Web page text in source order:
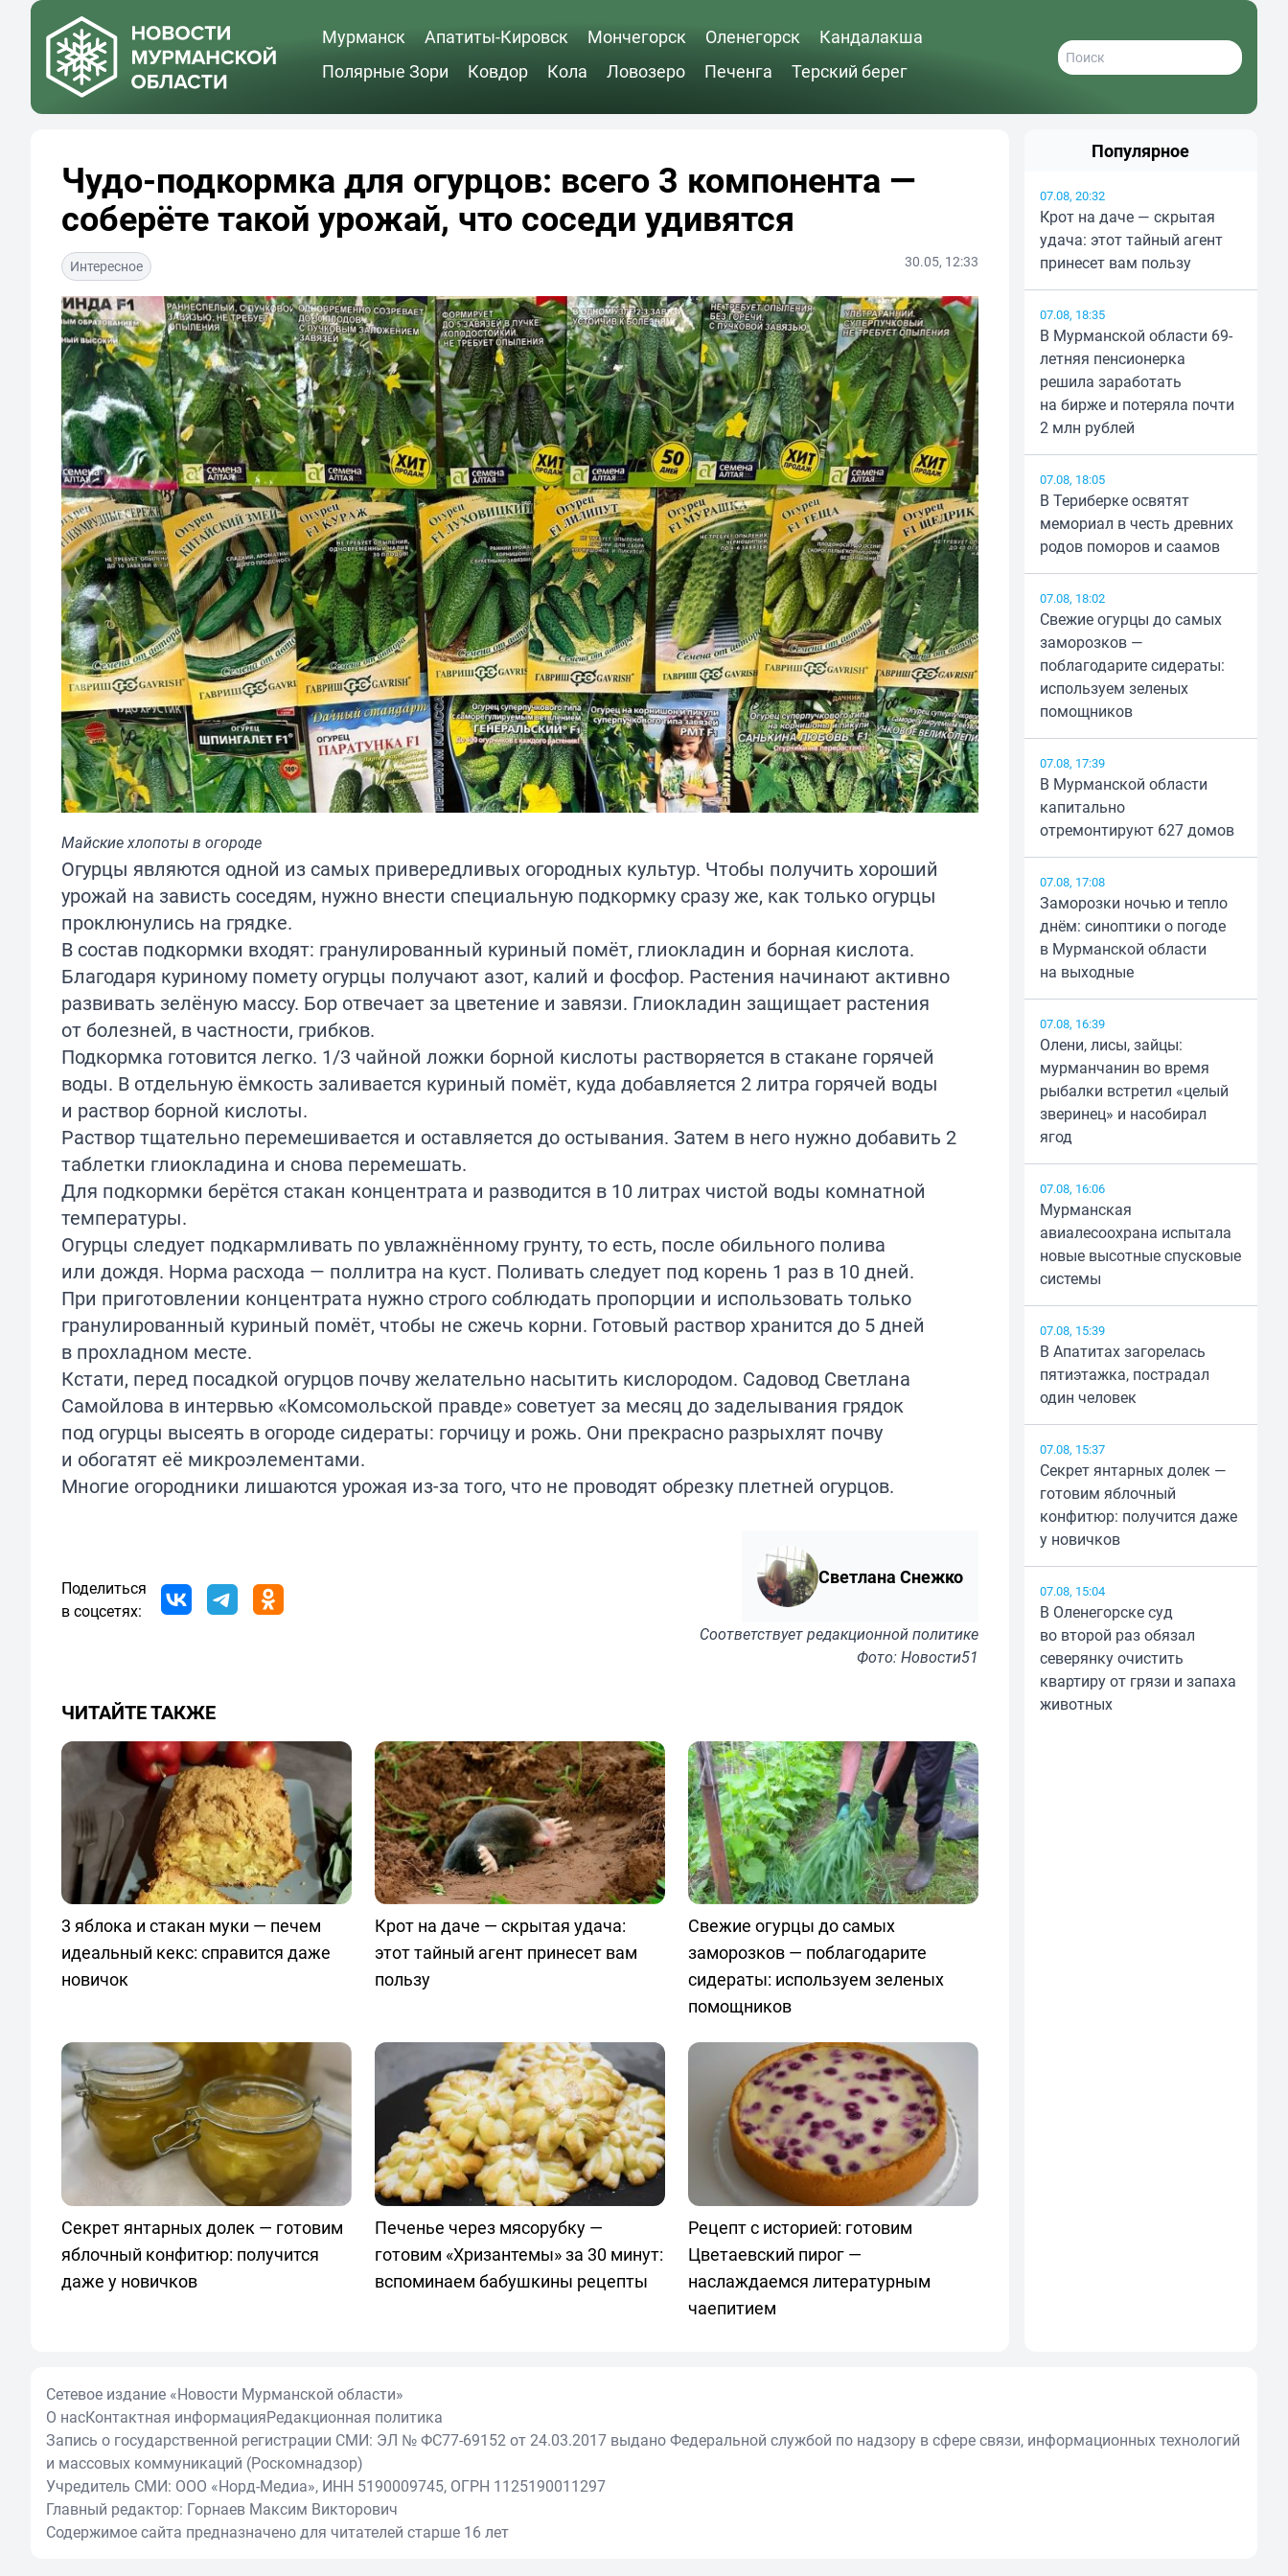
Мурманск Апатиты-Кировск Мончегорск Оленегорск
Кандалакша
Полярные Зори
Ковдор Кола Ловозеро Печенга Терский берег
Чудо-подкормка для огурцов: всего 3 компонента —
соберёте такой урожай, что соседи удивятся
Интересное 30.05, 12:33
Майские хлопоты в огороде
Огурцы являются одной из самых привередливых огородных культур. Чтобы получить хороший
урожай на зависть соседям, нужно внести специальную подкормку сразу же, как только огурцы
проклюнулись на грядке.
В состав подкормки входят: гранулированный куриный помёт, глиокладин и борная кислота.
Благодаря куриному помету огурцы получают азот, калий и фосфор. Растения начинают активно
развивать зелёную массу. Бор отвечает за цветение и завязи. Глиокладин защищает растения
от болезней, в частности, грибков.
Подкормка готовится легко. 1/3 чайной ложки борной кислоты растворяется в стакане горячей
воды. В отдельную ёмкость заливается куриный помёт, куда добавляется 2 литра горячей воды
и раствор борной кислоты.
Раствор тщательно перемешивается и оставляется до остывания. Затем в него нужно добавить 2
таблетки глиокладина и снова перемешать.
Для подкормки берётся стакан концентрата и разводится в 10 литрах чистой воды комнатной
температуры.
Огурцы следует подкармливать по увлажнённому грунту, то есть, после обильного полива
или дождя. Норма расхода — поллитра на куст. Поливать следует под корень 1 раз в 10 дней.
При приготовлении концентрата нужно строго соблюдать пропорции и использовать только
гранулированный куриный помёт, чтобы не сжечь корни. Готовый раствор хранится до 5 дней
в прохладном месте.
Кстати, перед посадкой огурцов почву желательно насытить кислородом. Садовод Светлана
Самойлова в интервью «Комсомольской правде» советует за месяц до заделывания грядок
под огурцы высеять в огороде сидераты: горчицу и рожь. Они прекрасно разрыхлят почву
и обогатят её микроэлементами.
Многие огородники лишаются урожая из-за того, что не проводят обрезку плетней огурцов.
Поделиться
в соцсетях:
Светлана Снежко
Соответствуетредакционной политике
Фото: Новости51
ЧИТАЙТЕ ТАКЖЕ
3 яблока и стакан муки — печем
идеальный кекс: справится даже
новичок
Крот на даче — скрытая удача:
этот тайный агент принесет вам
пользу
Свежие огурцы до самых
заморозков — поблагодарите
сидераты: используем зеленых
помощников
Секрет янтарных долек — готовим
яблочный конфитюр: получится
даже у новичков
Печенье через мясорубку —
готовим «Хризантемы» за 30 минут:
вспоминаем бабушкины рецепты
Рецепт с историей: готовим
Цветаевский пирог —
наслаждаемся литературным
чаепитием
Популярное
07.08, 20:32
Крот на даче — скрытая
удача: этот тайный агент
принесет вам пользу
07.08, 18:35
В Мурманской области 69-
летняя пенсионерка
решила заработать
на бирже и потеряла почти
2 млн рублей
07.08, 18:05
В Териберке освятят
мемориал в честь древних
родов поморов и саамов
07.08, 18:02
Свежие огурцы до самых
заморозков —
поблагодарите сидераты:
используем зеленых
помощников
07.08, 17:39
В Мурманской области
капитально
отремонтируют 627 домов
07.08, 17:08
Заморозки ночью и тепло
днём: синоптики о погоде
в Мурманской области
на выходные
07.08, 16:39
Олени, лисы, зайцы:
мурманчанин во время
рыбалки встретил «целый
зверинец» и насобирал
ягод
07.08, 16:06
Мурманская
авиалесоохрана испытала
новые высотные спусковые
системы
07.08, 15:39
В Апатитах загорелась
пятиэтажка, пострадал
один человек
07.08, 15:37
Секрет янтарных долек —
готовим яблочный
конфитюр: получится даже
у новичков
07.08, 15:04
В Оленегорске суд
во второй раз обязал
северянку очистить
квартиру от грязи и запаха
животных
Сетевое издание «Новости Мурманской области»
О насКонтактная информацияРедакционная политика
Запись о государственной регистрации СМИ: ЭЛ № ФС77-69152 от 24.03.2017 выдано Федеральной службой по надзору в сфере связи, информационных технологий
и массовых коммуникаций (Роскомнадзор)
Учредитель СМИ: ООО «Норд-Медиа», ИНН 5190009745, ОГРН 1125190011297
Главный редактор: Горнаев Максим Викторович
Содержимое сайта предназначено для читателей старше 16 лет